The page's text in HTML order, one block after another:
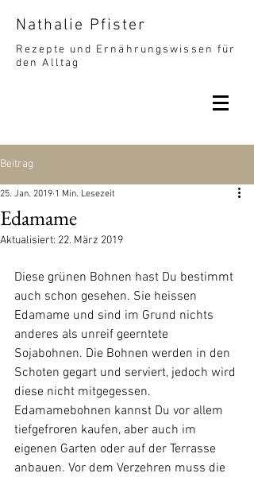
Nathalie Pfister
Rezepte und Ernährungswissen für
den Alltag
Beitrag
Edamame
25. Jan. 2019 1 Min. Lesezeit
Aktualisiert: 22. März 2019
Diese grünen Bohnen hast Du bestimmt
auch schon gesehen. Sie heissen
Edamame und sind im Grund nichts
anderes als unreif geerntete
Sojabohnen. Die Bohnen werden in den
Schoten gegart und serviert, jedoch wird
diese nicht mitgegessen.
Edamamebohnen kannst Du vor allem
tiefgefroren kaufen, aber auch im
eigenen Garten oder auf der Terrasse
anbauen. Vor dem Verzehren muss die